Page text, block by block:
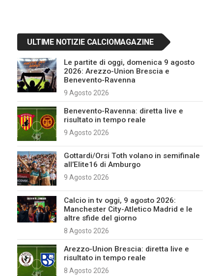
ULTIME NOTIZIE CALCIOMAGAZINE
Le partite di oggi, domenica 9 agosto
2026: Arezzo-Union Brescia e
Benevento-Ravenna
9 Agosto 2026
Benevento-Ravenna: diretta live e
risultato in tempo reale
9 Agosto 2026
Gottardi/Orsi Toth volano in semifinale
all’Elite16 di Amburgo
9 Agosto 2026
Calcio in tv oggi, 9 agosto 2026:
Manchester City-Atletico Madrid e le
altre sfide del giorno
8 Agosto 2026
Arezzo-Union Brescia: diretta live e
risultato in tempo reale
8 Agosto 2026